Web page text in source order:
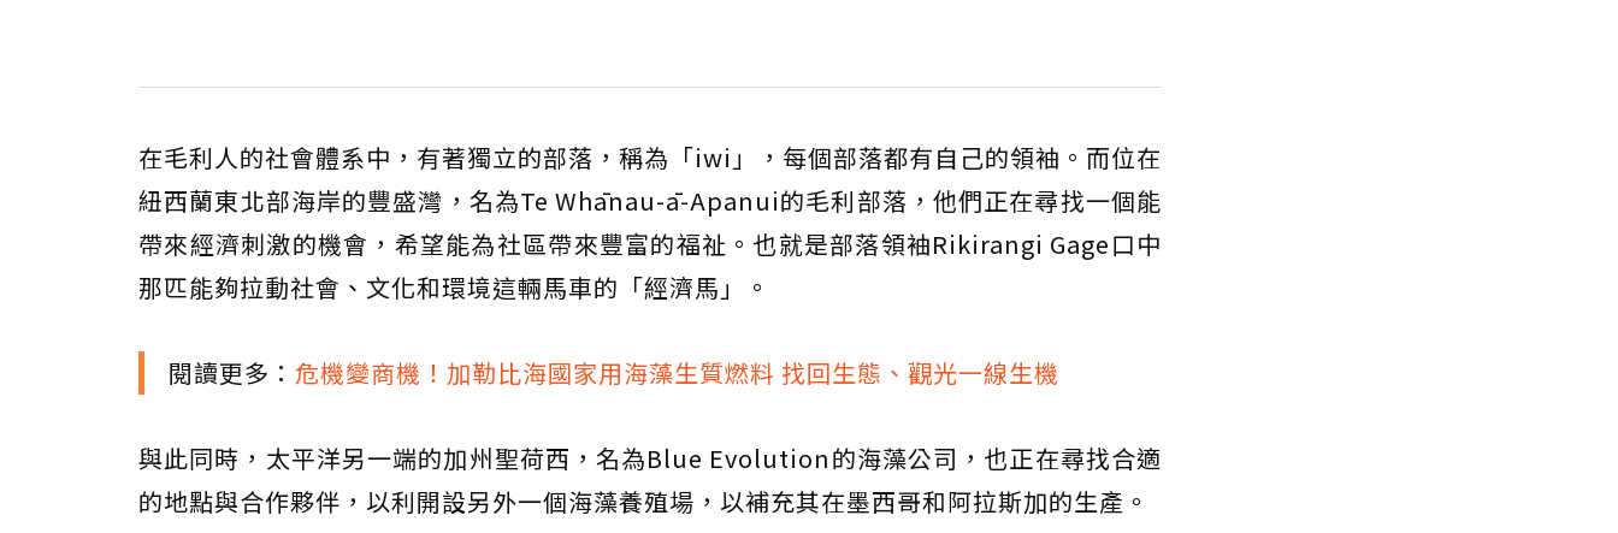
在毛利人的社會體系中，有著獨立的部落，稱為「iwi」，每個部落都有自己的領袖。而位在
紐西蘭東北部海岸的豐盛灣，名為Te Whānau-ā-Apanui的毛利部落，他們正在尋找一個能
帶來經濟刺激的機會，希望能為社區帶來豐富的福祉。也就是部落領袖Rikirangi Gage口中
那匹能夠拉動社會、文化和環境這輛馬車的「經濟馬」。
閱讀更多： 危機變商機！加勒比海國家用海藻生質燃料 找回生態、觀光一線生機
與此同時，太平洋另一端的加州聖荷西，名為Blue Evolution的海藻公司，也正在尋找合適
的地點與合作夥伴，以利開設另外一個海藻養殖場，以補充其在墨西哥和阿拉斯加的生產。